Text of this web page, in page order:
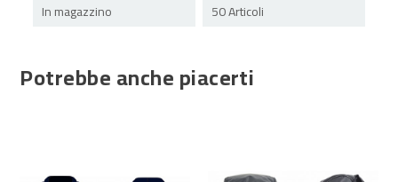
In magazzino
50 Articoli
Potrebbe anche piacerti